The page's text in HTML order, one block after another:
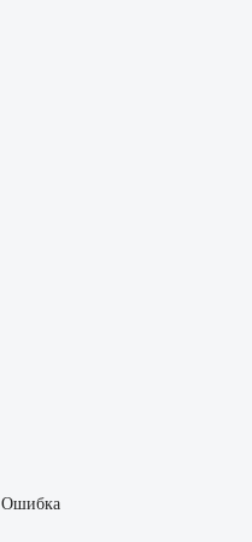
Ошибка